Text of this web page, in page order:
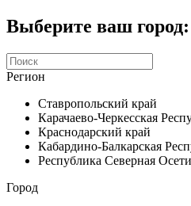
Выберите ваш город:
Регион
Ставропольский край
Карачаево-Черкесская
Краснодарский край
Кабардино-Балкарская
Республика Северная
Город